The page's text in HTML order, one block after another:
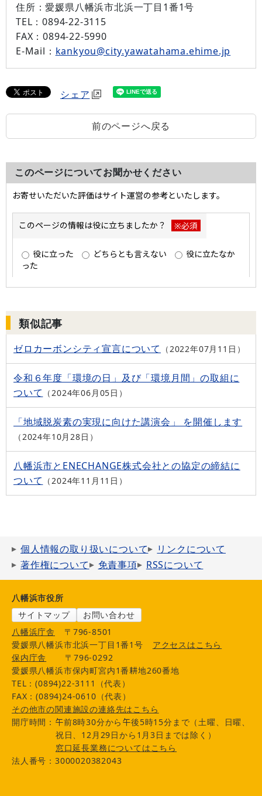
住所：愛媛県八幡浜市北浜一丁目1番1号
TEL：0894-22-3115
FAX：0894-22-5990
E-Mail： kankyou@city.yawatahama.ehime.jp
シェア
前のページへ戻る
このページについてお聞かせください
類似記事
ゼロカーボンシティ宣言について 2022年07月11日
令和６年度「環境の日」及び「環境月間」の取組に
ついて
2024年06月05日
「地域脱炭素の実現に向けた講演会」 を開催します
2024年10月28日
八幡浜市とENECHANGE株式会社との協定の締結に
ついて
2024年11月11日
個人情報の取り扱いについて
リンクについて
著作権について
免責事項 RSSについて
八幡浜市役所
サイトマップ
お問い合わせ
八幡浜庁舎
〒796-8501
愛媛県八幡浜市北浜一丁目1番1号
アクセスはこちら
保内庁舎
〒796-0292
愛媛県八幡浜市保内町宮内1番耕地260番地
TEL：(0894)22-3111（代表）
FAX：(0894)24-0610（代表）
その他市の関連施設の連絡先はこちら
開庁時間：午前8時30分から午後5時15分まで（土曜、日曜、
祝日、12月29日から1月3日までは除く）
窓口延長業務についてはこちら
法人番号：3000020382043